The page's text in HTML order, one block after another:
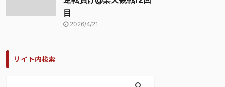
目
2026/4/21
サイト内検索